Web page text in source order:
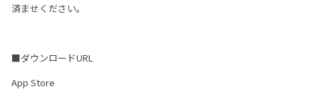
済ませください。
■ダウンロードURL
App Store